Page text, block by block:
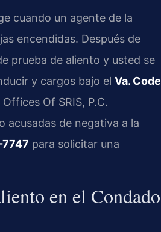
cuando un agente de la
encendidas. Después de
prueba de aliento y usted se
y cargos bajo el Va. Code
Of SRIS, P.C.
acusadas de negativa a la
para solicitar una
en el Condado